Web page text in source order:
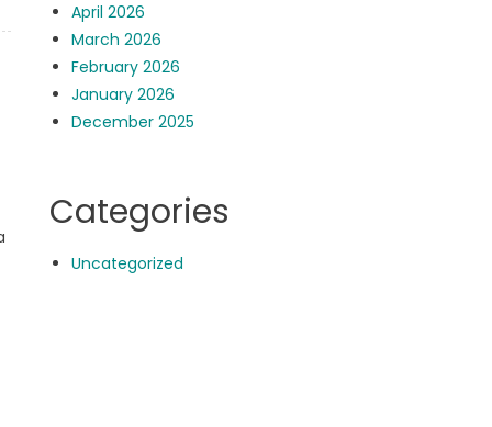
April 2026
March 2026
February 2026
January 2026
December 2025
Categories
Uncategorized